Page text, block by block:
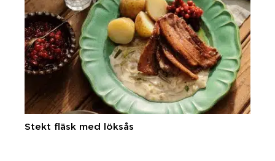
Stekt fläsk med löksås